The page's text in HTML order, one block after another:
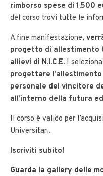
rimborso spese di 1.500
del corso trovi tutte le
A fine manifestazione,
progetto di allestimento
allievi di N.I.C.E. I
progettare
personale del vincitore
all’interno della futura
Il corso è valido per
Universitari.
Iscriviti subito!
Guarda la gallery delle